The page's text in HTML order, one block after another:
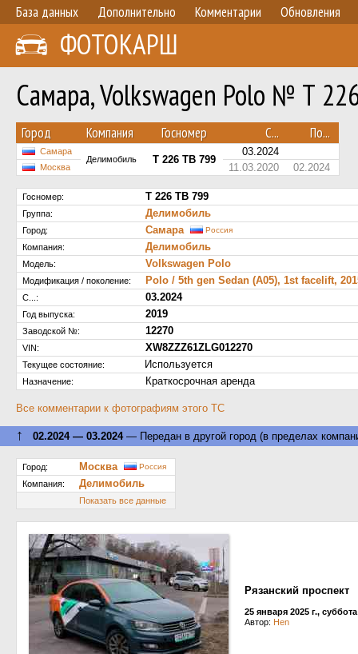
База данных Дополнительно Комментарии Обновления
ФОТОКАРШ
Самара, Volkswagen Polo № Т
Город Компания Госномер С... По...
Самара
Делимобиль
Т 226 ТВ 799
03.2024
Москва 11.03.2020 02.2024
Госномер: Т 226 ТВ 799
Группа: Делимобиль
Город: Самара Россия
Компания: Делимобиль
Модель: Volkswagen Polo
Модификация / поколение: Polo / 5th gen Sedan (A05), 1st facelift,
С...: 03.2024
Год выпуска: 2019
Заводской №: 12270
VIN: XW8ZZZ61ZLG012270
Текущее состояние: Используется
Назначение: Краткосрочная аренда
Все комментарии к фотографиям этого ТС
↑ 02.2024 — 03.2024— Передан в другой город (в пределах
Город: Москва Россия
Компания: Делимобиль
Показать все данные
Рязанский проспект
25 января 2025 г., суббота
Автор: Hen